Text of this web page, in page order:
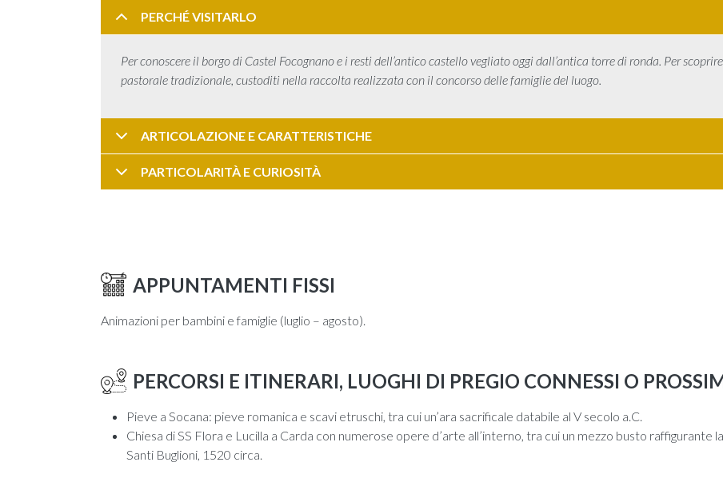
PERCHÉ VISITARLO
Per conoscere il borgo di Castel Focognano e i resti dell’antico castello vegliato oggi dall’antica torre di ronda. Per
pastorale tradizionale, custoditi nella raccolta realizzata con il concorso delle famiglie del luogo.
ARTICOLAZIONE E CARATTERISTICHE
PARTICOLARITÀ E CURIOSITÀ
APPUNTAMENTI FISSI
Animazioni per bambini e famiglie (luglio – agosto).
PERCORSI E ITINERARI, LUOGHI DI PREGIO CONNESSI O
Pieve a Socana: pieve romanica e scavi etruschi, tra cui un’ara sacrificale databile al V secolo a.C.
Chiesa di SS Flora e Lucilla a Carda con numerose opere d’arte all’interno, tra cui un mezzo busto
Santi Buglioni, 1520 circa.